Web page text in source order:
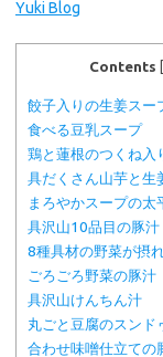
Yuki Blog
Contents [
餃子入りの生姜スー
食べる豆乳スープ
鶏と蓮根のつくね入
具だくさん山芋と生
まろやかスープの太
具沢山10品目の豚汁
8種具材の野菜が摂
ごろごろ野菜の豚汁
具沢山けんちん汁
丸ごと豆腐のスンド
合わせ味噌仕立ての